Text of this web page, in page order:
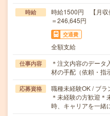
時給
時給1500円 【月収
＝246,645円
交通費
全額支給
仕事内容
＊注文内容のデー
材の手配（依頼・指
応募資格
職種未経験OK / ブ
＊未経験の方歓迎
時、キャリアを一緒